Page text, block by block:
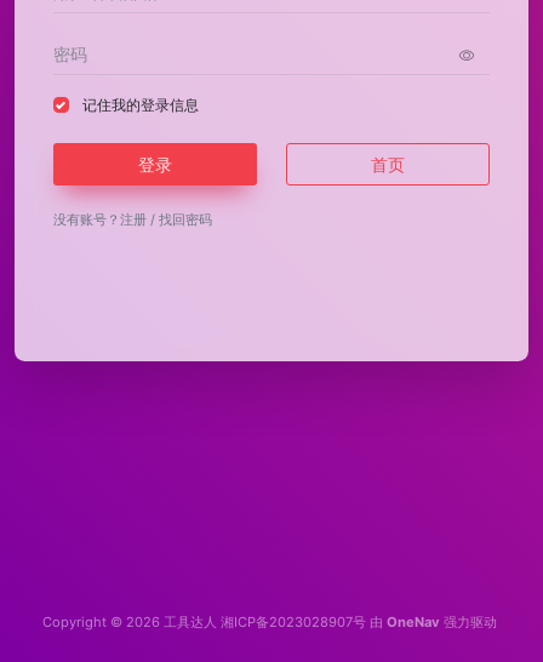
记住我的登录信息
登录 首页
没有账号？ 注册 / 找回密码
Copyright © 2026 工具达人 湘ICP备2023028907号 由 OneNav 强力驱动